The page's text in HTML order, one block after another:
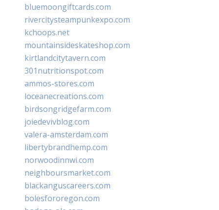
bluemoongiftcards.com
rivercitysteampunkexpo.com
kchoops.net
mountainsideskateshop.com
kirtlandcitytavern.com
301nutritionspot.com
ammos-stores.com
loceanecreations.com
birdsongridgefarm.com
joiedevivblog.com
valera-amsterdam.com
libertybrandhemp.com
norwoodinnwi.com
neighboursmarket.com
blackanguscareers.com
bolesfororegon.com